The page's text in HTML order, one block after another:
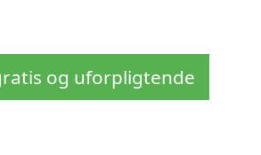
og uforpligtende